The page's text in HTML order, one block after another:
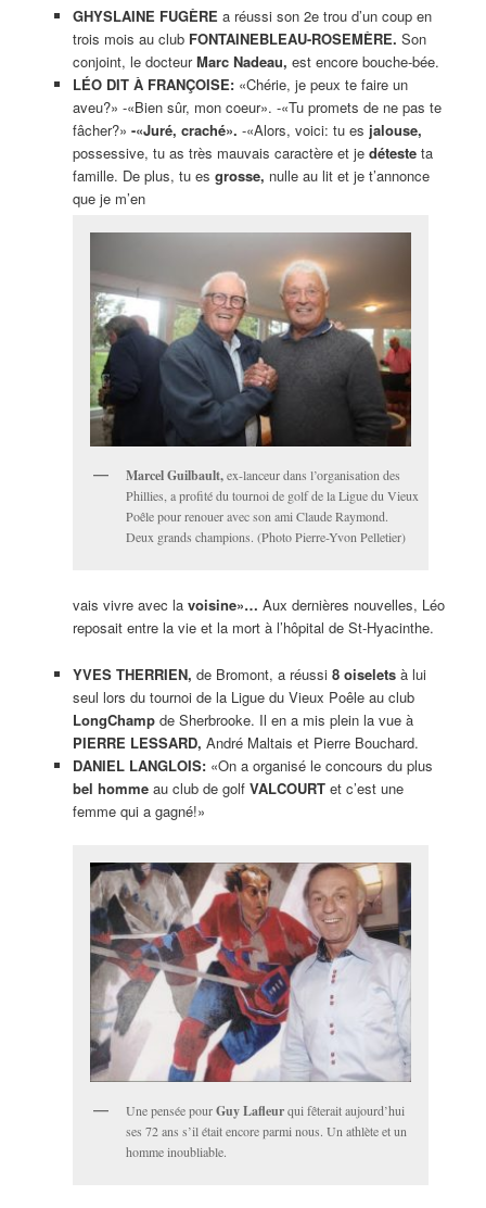
GHYSLAINE FUGÈRE a réussi son 2e trou d’un coup en
trois mois au club FONTAINEBLEAU-ROSEMÈRE. Son
conjoint, le docteurMarc Nadeau, est encore bouche-bée.
LÉO DIT À FRANÇOISE:«Chérie, je peux te faire un
aveu?» -«Bien sûr, mon coeur». -«Tu promets de ne pas te
fâcher?» -«Juré, craché». -«Alors, voici: tu es jalouse,
possessive, tu as très mauvais caractère et je détesteta
famille. De plus, tu es grosse, nulle au lit et je t’annonce
que je m’en
Marcel Guilbault,ex-lanceur dans l’organisation des
Phillies, a profité du tournoi de golf de la Ligue du Vieux
Poêle pour renouer avec son ami Claude Raymond.
Deux grands champions. (Photo Pierre-Yvon Pelletier)
vais vivre avec la voisine»… Aux dernières nouvelles, Léo
reposait entre la vie et la mort à l’hôpital de St-Hyacinthe.
YVES THERRIEN, de Bromont, a réussi 8 oiseletsà lui
seul lors du tournoi de la Ligue du Vieux Poêle au club
LongChampde Sherbrooke. Il en a mis plein la vue à
PIERRE LESSARD, André Maltais et Pierre Bouchard.
DANIEL LANGLOIS: «On a organisé le concours du plus
bel hommeau club de golf VALCOURTet c’est une
femme qui a gagné!»
Une pensée pourGuy Lafleurqui fêterait aujourd’hui
ses 72 ans s’il était encore parmi nous. Un athlète et un
homme inoubliable.